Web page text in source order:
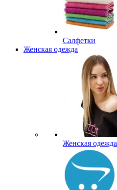
Салфетки
Женская одежда
Женская одежда